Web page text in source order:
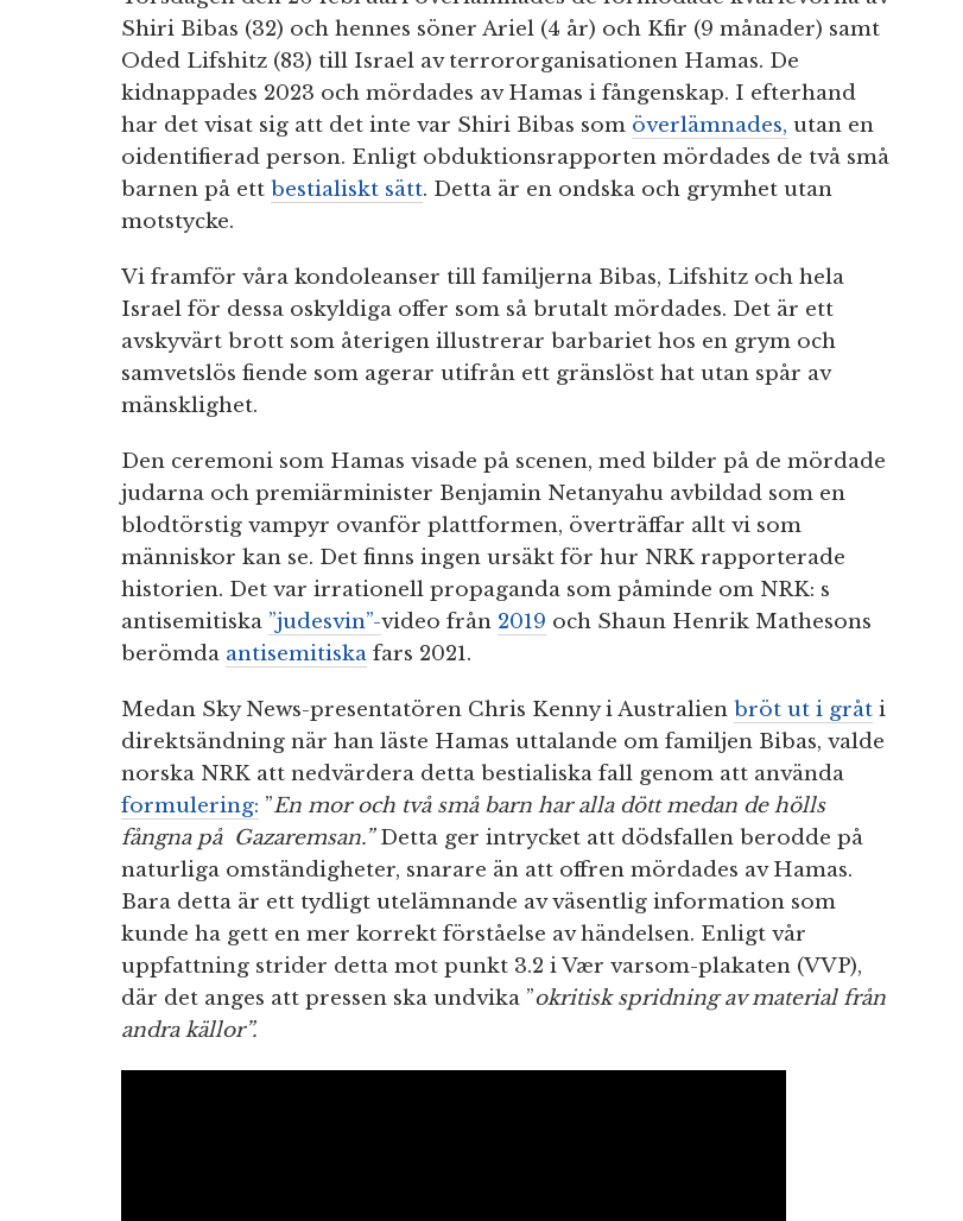
Shiri Bibas (32) och hennes söner Ariel (4 år) och Kfir (9 månader) samt
Oded Lifshitz (83) till Israel av terrororganisationen Hamas. De
kidnappades 2023 och mördades av Hamas i fångenskap. I efterhand
har det visat sig att det inte var Shiri Bibas som överlämnades, utan en
oidentifierad person. Enligt obduktionsrapporten mördades de två små
barnen på ett bestialiskt sätt. Detta är en ondska och grymhet utan
motstycke.
Vi framför våra kondoleanser till familjerna Bibas, Lifshitz och hela
Israel för dessa oskyldiga offer som så brutalt mördades. Det är ett
avskyvärt brott som återigen illustrerar barbariet hos en grym och
samvetslös fiende som agerar utifrån ett gränslöst hat utan spår av
mänsklighet.
Den ceremoni som Hamas visade på scenen, med bilder på de mördade
judarna och premiärminister Benjamin Netanyahu avbildad som en
blodtörstig vampyr ovanför plattformen, överträffar allt vi som
människor kan se. Det finns ingen ursäkt för hur NRK rapporterade
historien. Det var irrationell propaganda som påminde om NRK: s
antisemitiska ”judesvin”-video från 2019 och Shaun Henrik Mathesons
berömda antisemitiska fars 2021.
Medan Sky News-presentatören Chris Kenny i Australien bröt ut i gråt i
direktsändning när han läste Hamas uttalande om familjen Bibas, valde
norska NRK att nedvärdera detta bestialiska fall genom att använda
formulering: ”En mor och två små barn har alla dött medan de hölls
fångna på Gazaremsan.”Detta ger intrycket att dödsfallen berodde på
naturliga omständigheter, snarare än att offren mördades av Hamas.
Bara detta är ett tydligt utelämnande av väsentlig information som
kunde ha gett en mer korrekt förståelse av händelsen. Enligt vår
uppfattning strider detta mot punkt 3.2 i Vær varsom-plakaten (VVP),
där det anges att pressen ska undvika ”okritisk spridning av material från
andra källor”.